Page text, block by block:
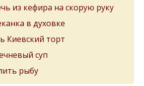
из кефира на скорую руку
в духовке
Киевский торт
суп
рыбу